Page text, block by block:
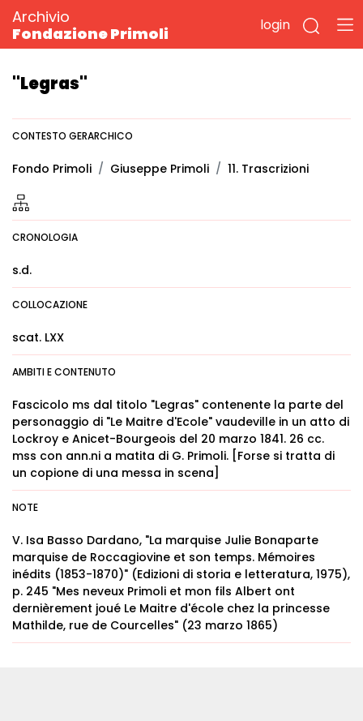
Archivio
Fondazione Primoli
login
"Legras"
CONTESTO GERARCHICO
Fondo Primoli Giuseppe Primoli 11. Trascrizioni
CRONOLOGIA
s.d.
COLLOCAZIONE
scat. LXX
AMBITI E CONTENUTO
Fascicolo ms dal titolo "Legras" contenente la parte del
personaggio di "Le Maitre d'Ecole" vaudeville in un atto di
Lockroy e Anicet-Bourgeois del 20 marzo 1841. 26 cc.
mss con ann.ni a matita di G. Primoli. [Forse si tratta di
un copione di una messa in scena]
NOTE
V. Isa Basso Dardano, "La marquise Julie Bonaparte
marquise de Roccagiovine et son temps. Mémoires
inédits (1853-1870)" (Edizioni di storia e letteratura, 1975),
p. 245 "Mes neveux Primoli et mon fils Albert ont
dernièrement joué Le Maitre d'école chez la princesse
Mathilde, rue de Courcelles" (23 marzo 1865)